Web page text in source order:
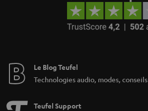
Le Blog Teufel
Technologies audio, modes,
Teufel Support